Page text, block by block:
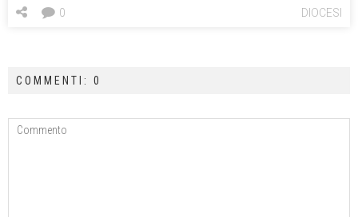
DIOCESI
0
COMMENTI: 0